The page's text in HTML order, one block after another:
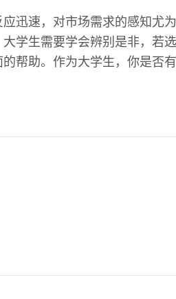
迅速，对市场需求的感知尤
学生需要学会辨别是非，若
帮助。作为大学生，你是否